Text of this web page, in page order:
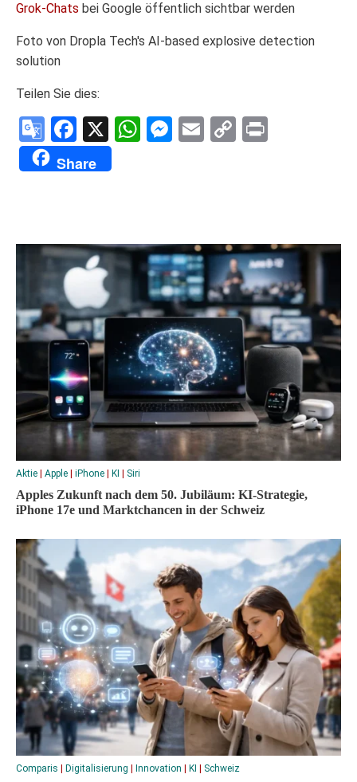
Grok-Chats bei Google öffentlich sichtbar werden
Foto von Dropla Tech's AI-based explosive detection
solution
Teilen Sie dies:
Google
Translate
Facebook
X WhatsApp
Messenger
Email
Copy
Share
Aktie Apple iPhone KI Siri
Apples Zukunft nach dem 50. Jubiläum: KI-Strategie,
iPhone 17e und Marktchancen in der Schweiz
Comparis Digitalisierung Innovation KI Schweiz